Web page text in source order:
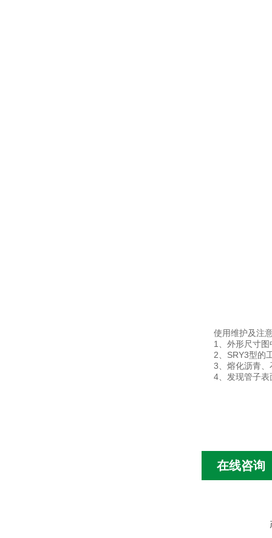
使用维护及注
1、外形尺寸
2、SRY3型的
3、熔化沥青
4、发现管子
在线咨询